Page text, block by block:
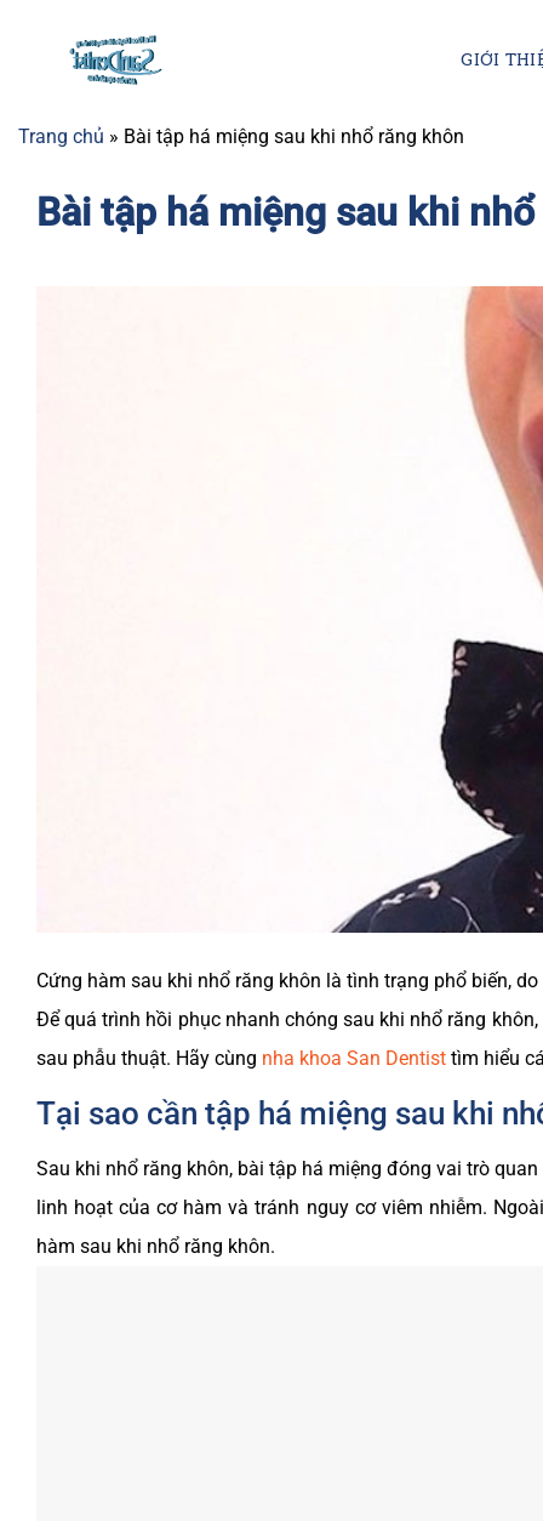
GIỚI
Trang chủ » Bài tập há miệng sau khi nhổ răng khôn
Bài tập há miệng sau khi
Cứng hàm sau khi nhổ răng khôn là tình trạng phổ biến,
Để quá trình hồi phục nhanh chóng sau khi nhổ răng
sau phẫu thuật. Hãy cùng nha khoa San Dentist tìm hiểu
Tại sao cần tập há miệng sau khi
Sau khi nhổ răng khôn, bài tập há miệng đóng vai trò
linh hoạt của cơ hàm và tránh nguy cơ viêm nhiễm.
hàm sau khi nhổ răng khôn.